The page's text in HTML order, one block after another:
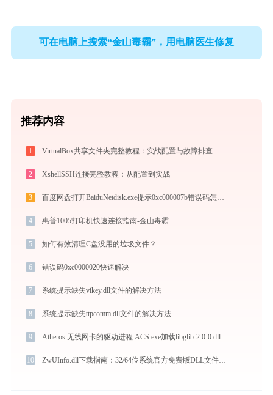
可在电脑上搜索“金山毒霸”，用电脑医生修复
推荐内容
1 VirtualBox共享文件夹完整教程：实战配置与故障排查
2 XshellSSH连接完整教程：从配置到实战
3
4 惠普1005打印机快速连接指南-金山毒霸
5 如何有效清理C盘没用的垃圾文件？
6 错误码0xc0000020快速解决
7 系统提示缺失vikey.dll文件的解决方法
8 系统提示缺失ttpcomm.dll文件的解决方法
9 Atheros 无线网卡的驱动进程 ACS.exe加载libglib-2.0-0.dll文件丢失处理办法
10 ZwUInfo.dll下载指南：32/64位系统官方免费版DLL文件修复方案